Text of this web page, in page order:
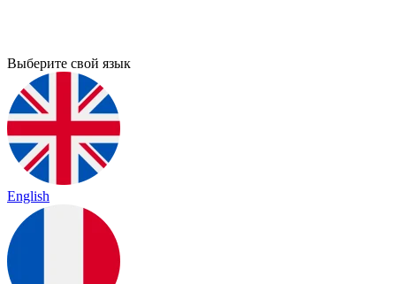
Выберите свой язык
English